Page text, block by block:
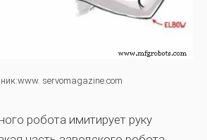
servomagazine.com
робота имитирует руку